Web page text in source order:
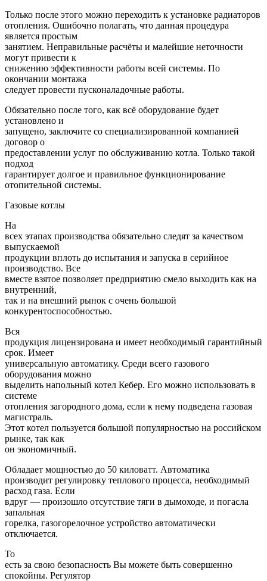
Только после этого можно переходить к установке радиаторов
отопления. Ошибочно полагать, что данная процедура
является простым
занятием. Неправильные расчёты и малейшие неточности
могут привести к
снижению эффективности работы всей системы. По
окончании монтажа
следует провести пусконаладочные работы.
Обязательно после того, как всё оборудование будет
установлено и
запущено, заключите со специализированной компанией
договор о
предоставлении услуг по обслуживанию котла. Только такой
подход
гарантирует долгое и правильное функционирование
отопительной системы.
Газовые котлы
На
всех этапах производства обязательно следят за качеством
выпускаемой
продукции вплоть до испытания и запуска в серийное
производство. Все
вместе взятое позволяет предприятию смело выходить как на
внутренний,
так и на внешний рынок с очень большой
конкурентоспособностью.
Вся
продукция лицензирована и имеет необходимый гарантийный
срок. Имеет
универсальную автоматику. Среди всего газового
оборудования можно
выделить напольный котел Кебер. Его можно использовать в
системе
отопления загородного дома, если к нему подведена газовая
магистраль.
Этот котел пользуется большой популярностью на российском
рынке, так как
он экономичный.
Обладает мощностью до 50 киловатт. Автоматика
производит регулировку теплового процесса, необходимый
расход газа. Если
вдруг — произошло отсутствие тяги в дымоходе, и погасла
запальная
горелка, газогорелочное устройство автоматически
отключается.
То
есть за свою безопасность Вы можете быть совершенно
спокойны. Регулятор